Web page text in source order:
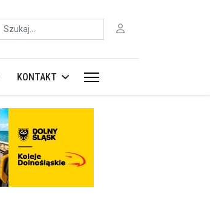
Szukaj
KONTAKT